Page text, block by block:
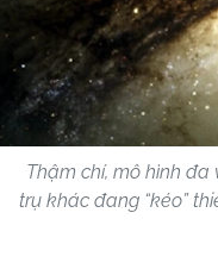
Thậm chí, mô hình
trụ khác đang “kéo”